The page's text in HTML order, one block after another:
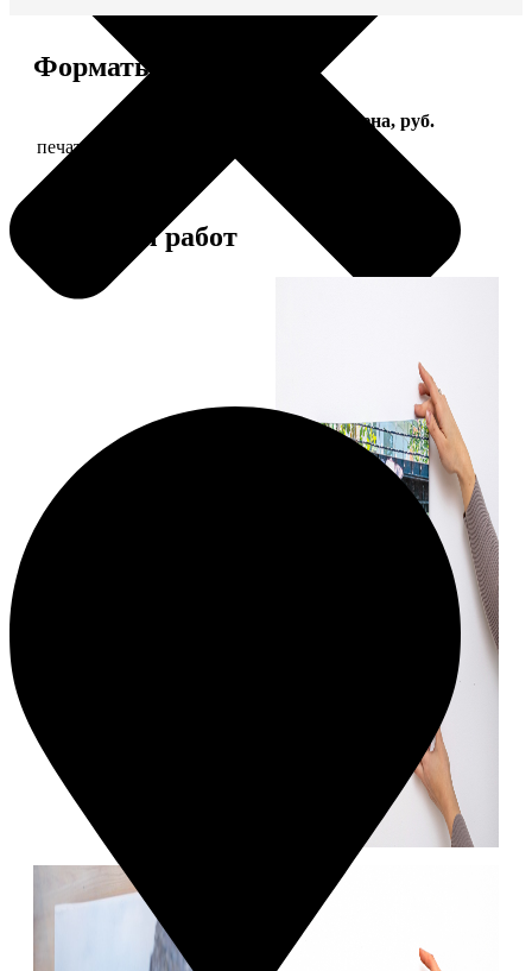
Форматы и цены
Цена, руб.
печать фото на холсте с подрамником
Примеры работ